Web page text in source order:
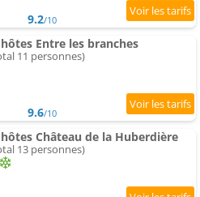
9.2/10
Entre les branches
11 personnes)
9.6/10
Château de la Huberdière
13 personnes)